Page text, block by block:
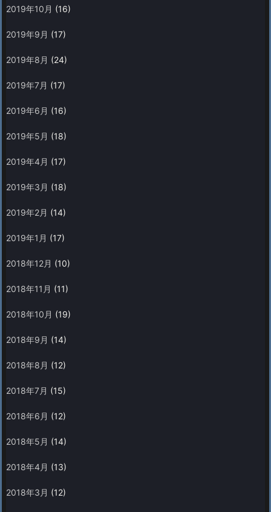
2019年10月 (16)
2019年9月 (17)
2019年8月 (24)
2019年7月 (17)
2019年6月 (16)
2019年5月 (18)
2019年4月 (17)
2019年3月 (18)
2019年2月 (14)
2019年1月 (17)
2018年12月 (10)
2018年11月 (11)
2018年10月 (19)
2018年9月 (14)
2018年8月 (12)
2018年7月 (15)
2018年6月 (12)
2018年5月 (14)
2018年4月 (13)
2018年3月 (12)